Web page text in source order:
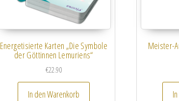
Energetisierte Karten „Die Symbole
der Göttinnen Lemuriens“
€22.90
In den Warenkorb
Meister-